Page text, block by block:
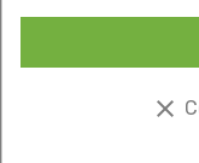
Absolument
rend simple
clear